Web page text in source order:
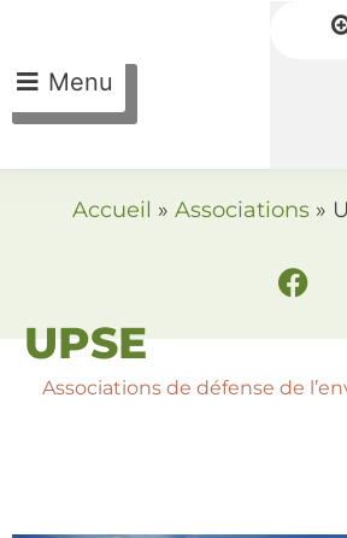
Menu
Accueil » Associations »
UPSE
Associations de défense de